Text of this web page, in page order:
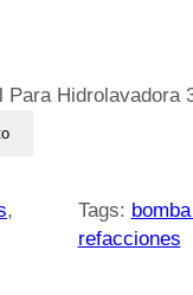
Para Hidrolavadora
Tags:
refacciones